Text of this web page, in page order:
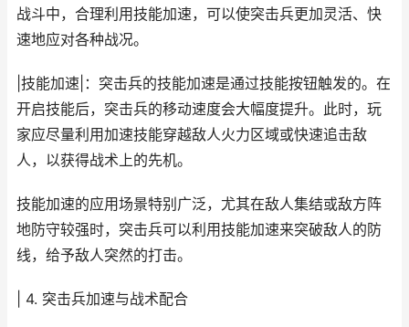
战斗中，合理利用技能加速，可以使突击兵更加灵活、快
速地应对各种战况。
|技能加速|：突击兵的技能加速是通过技能按钮触发的。在
开启技能后，突击兵的移动速度会大幅度提升。此时，玩
家应尽量利用加速技能穿越敌人火力区域或快速追击敌
人，以获得战术上的先机。
技能加速的应用场景特别广泛，尤其在敌人集结或敌方阵
地防守较强时，突击兵可以利用技能加速来突破敌人的防
线，给予敌人突然的打击。
| 4. 突击兵加速与战术配合